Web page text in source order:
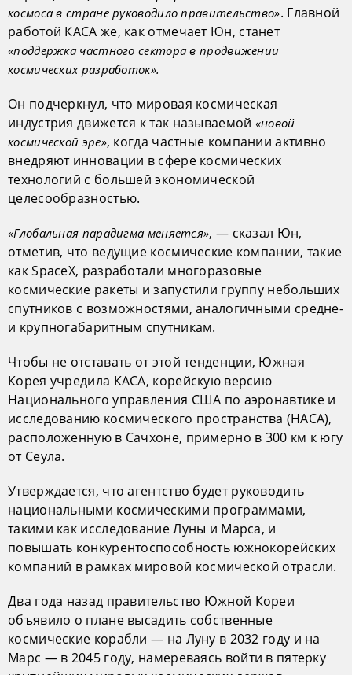
космоса в стране руководило правительство». Главной
работой КАСА же, как отмечает Юн, станет
«поддержка частного сектора в продвижении
космических разработок».
Он подчеркнул, что мировая космическая
индустрия движется к так называемой «новой
космической эре», когда частные компании активно
внедряют инновации в сфере космических
технологий с большей экономической
целесообразностью.
«Глобальная парадигма меняется», — сказал Юн,
отметив, что ведущие космические компании, такие
как SpaceX, разработали многоразовые
космические ракеты и запустили группу небольших
спутников с возможностями, аналогичными средне-
и крупногабаритным спутникам.
Чтобы не отставать от этой тенденции, Южная
Корея учредила КАСА, корейскую версию
Национального управления США по аэронавтике и
исследованию космического пространства (НАСА),
расположенную в Сачхоне, примерно в 300 км к югу
от Сеула.
Утверждается, что агентство будет руководить
национальными космическими программами,
такими как исследование Луны и Марса, и
повышать конкурентоспособность южнокорейских
компаний в рамках мировой космической отрасли.
Два года назад правительство Южной Кореи
объявило о плане высадить собственные
космические корабли — на Луну в 2032 году и на
Марс — в 2045 году, намереваясь войти в пятерку